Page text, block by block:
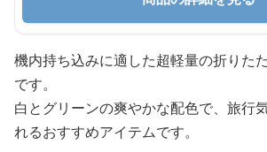
機内持ち込みに適した超軽量の折りた
です。
白とグリーンの爽やかな配色で、旅行
れるおすすめアイテムです。